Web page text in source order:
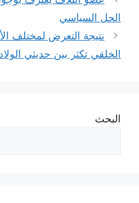
الحل السياسي
نتيجة التعرض لمختلف
الخلقي تكثر بين حديثي
البحث